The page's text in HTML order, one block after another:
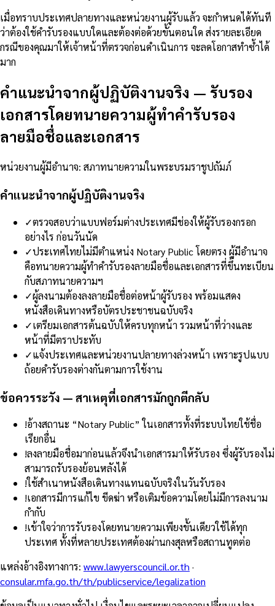
เมื่อทราบประเทศปลายทางและหน่วยงานผู้รับแล้ว จะกำหนดได้ทันที
ว่าต้องใช้คำรับรองแบบใดและต้องต่อด้วยขั้นตอนใด ส่งรายละเอียด
กรณีของคุณมาให้เจ้าหน้าที่ตรวจก่อนดำเนินการ จะลดโอกาสทำซ้ำได้
มาก
คำแนะนำจากผู้ปฏิบัติงานจริง — รับรอง
เอกสารโดยทนายความผู้ทำคำรับรอง
ลายมือชื่อและเอกสาร
หน่วยงานผู้มีอำนาจ: สภาทนายความในพระบรมราชูปถัมภ์
คำแนะนำจากผู้ปฏิบัติงานจริง
✓ตรวจสอบว่าแบบฟอร์มต่างประเทศมีช่องให้ผู้รับรองกรอก
อย่างไร ก่อนวันนัด
✓ประเทศไทยไม่มีตำแหน่ง Notary Public โดยตรง ผู้มีอำนาจ
คือทนายความผู้ทำคำรับรองลายมือชื่อและเอกสารที่ขึ้นทะเบียน
กับสภาทนายความฯ
✓ผู้ลงนามต้องลงลายมือชื่อต่อหน้าผู้รับรอง พร้อมแสดง
หนังสือเดินทางหรือบัตรประชาชนฉบับจริง
✓เตรียมเอกสารต้นฉบับให้ครบทุกหน้า รวมหน้าที่ว่างและ
หน้าที่มีตราประทับ
✓แจ้งประเทศและหน่วยงานปลายทางล่วงหน้า เพราะรูปแบบ
ถ้อยคำรับรองต่างกันตามการใช้งาน
ข้อควรระวัง — สาเหตุที่เอกสารมักถูกตีกลับ
!อ้างสถานะ “Notary Public” ในเอกสารทั้งที่ระบบไทยใช้ชื่อ
เรียกอื่น
!ลงลายมือชื่อมาก่อนแล้วจึงนำเอกสารมาให้รับรอง ซึ่งผู้รับรองไม่
สามารถรับรองย้อนหลังได้
!ใช้สำเนาหนังสือเดินทางแทนฉบับจริงในวันรับรอง
!เอกสารมีการแก้ไข ขีดฆ่า หรือเติมข้อความโดยไม่มีการลงนาม
กำกับ
!เข้าใจว่าการรับรองโดยทนายความเพียงขั้นเดียวใช้ได้ทุก
ประเทศ ทั้งที่หลายประเทศต้องผ่านกงสุลหรือสถานทูตต่อ
แหล่งอ้างอิงทางการ: www.lawyerscouncil.or.th ·
consular.mfa.go.th/th/publicservice/legalization